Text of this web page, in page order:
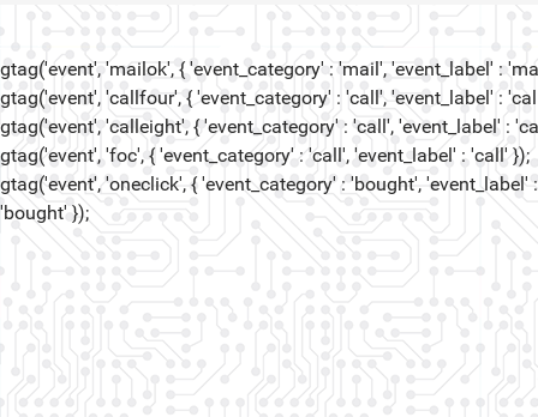
gtag('event', 'mailok', { 'event_category' : 'mail', 'event_label' :
gtag('event', 'callfour', { 'event_category' : 'call', 'event_label' :
gtag('event', 'calleight', { 'event_category' : 'call', 'event_label' :
gtag('event', 'foc', { 'event_category' : 'call', 'event_label' : 'call' });
gtag('event', 'oneclick', { 'event_category' : 'bought', 'event_label' :
'bought' });